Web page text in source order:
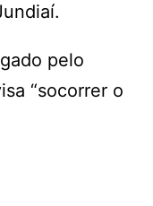
pelo
“socorrer o